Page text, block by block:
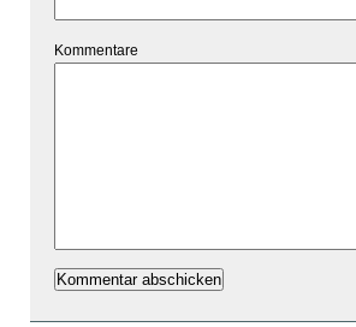
Kommentare